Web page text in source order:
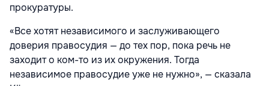
прокуратуры.
«Все хотят независимого и заслуживающего
доверия правосудия — до тех пор, пока речь не
заходит о ком-то из их окружения. Тогда
независимое правосудие уже не нужно», — сказала